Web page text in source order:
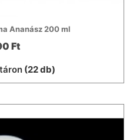
Ananász 200 ml
Ft
(22 db)